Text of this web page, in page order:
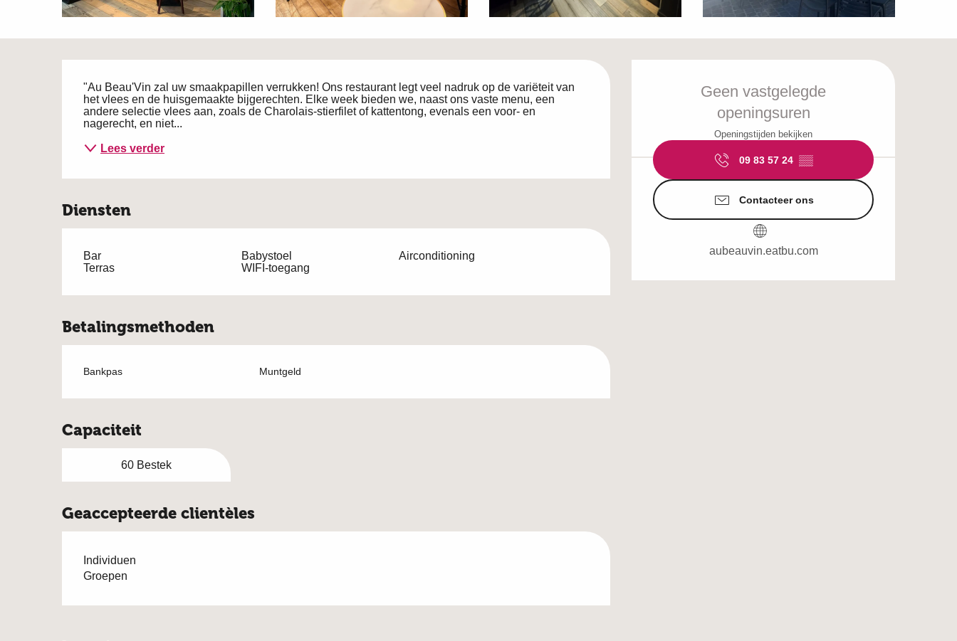
Openingstijden en
Geen vastgelegde
openingsuren
Openingstijden bekijken
09 83 57 24 ▒▒
Contacteer ons
aubeauvin.eatbu.com
Beschrijving
"Au Beau'Vin zal uw smaakpapillen verrukken! Ons restaurant legt veel nadruk op de variëteit van
het vlees en de huisgemaakte bijgerechten. Elke week bieden we, naast ons vaste menu, een
andere selectie vlees aan, zoals de Charolais-stierfilet of kattentong, evenals een voor- en
nagerecht, en niet...
Lees verder
Diensten
Bar Babystoel
Airconditioning
Terras
WIFI-toegang
Betalingsmethoden
Bankpas Muntgeld
Capaciteit
60 Bestek
Geaccepteerde clientèles
Individuen
Groepen